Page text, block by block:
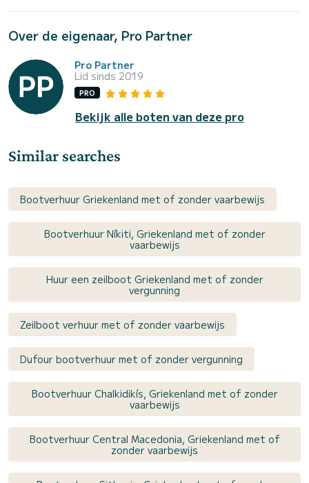
Over de eigenaar, Pro Partner
Pro Partner
Lid sinds 2019
PRO
Bekijk alle boten van deze pro
Similar searches
Bootverhuur Griekenland met of zonder vaarbewijs
Bootverhuur Níkiti, Griekenland met of zonder
vaarbewijs
Huur een zeilboot Griekenland met of zonder
vergunning
Zeilboot verhuur met of zonder vaarbewijs
Dufour bootverhuur met of zonder vergunning
Bootverhuur Chalkidikís, Griekenland met of zonder
vaarbewijs
Bootverhuur Central Macedonia, Griekenland met of
zonder vaarbewijs